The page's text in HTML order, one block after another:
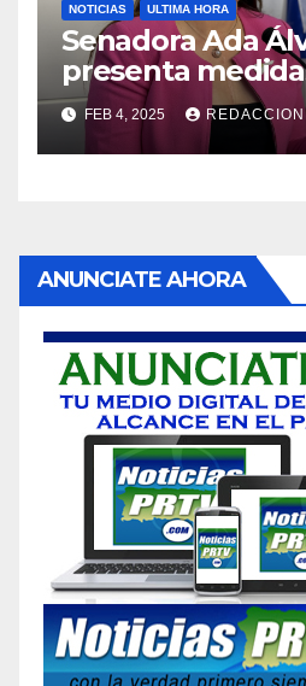
NOTICIAS ULTIMA HORA
Senadora Ada
presenta
violencia en el
FEB 4, 2025
ANUNCIATE AHORA